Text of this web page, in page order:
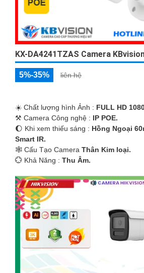
KX-DA4241TZAS Camera
5%-35% liên hệ
☀️ Chất lượng hình Ảnh : FULL HD
⚒ Camera Công nghệ : IP POE.
🌔 Khi xem thiếu sáng : Hồng Ngoại
Smart IR.
🕸️ Cấu Tạo Camera Thân Kim loại.
️💮 Khả Năng : Thu Âm.